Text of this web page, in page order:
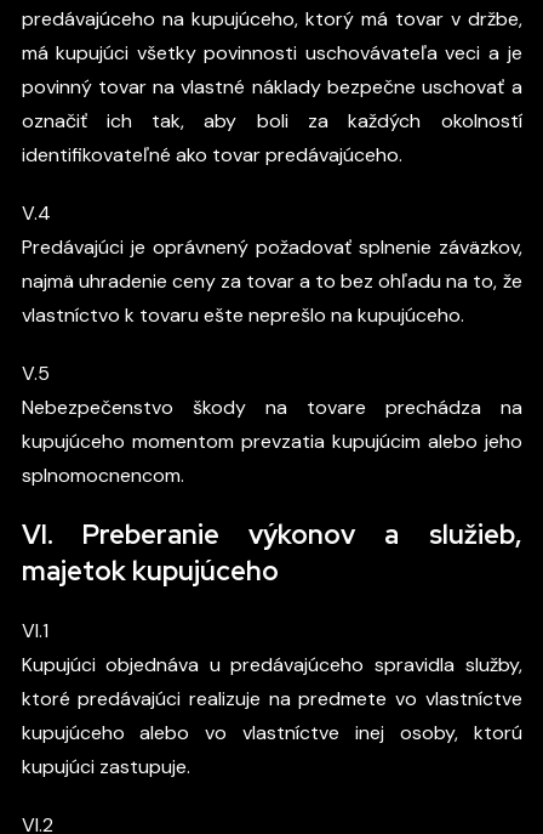
predávajúceho na kupujúceho, ktorý má tovar v držbe,
má kupujúci všetky povinnosti uschovávateľa veci a je
povinný tovar na vlastné náklady bezpečne uschovať a
označiť ich tak, aby boli za každých okolností
identifikovateľné ako tovar predávajúceho.
V.4
Predávajúci je oprávnený požadovať splnenie záväzkov,
najmä uhradenie ceny za tovar a to bez ohľadu na to, že
vlastníctvo k tovaru ešte neprešlo na kupujúceho.
V.5
Nebezpečenstvo škody na tovare prechádza na
kupujúceho momentom prevzatia kupujúcim alebo jeho
splnomocnencom.
VI. Preberanie výkonov a služieb,
majetok kupujúceho
VI.1
Kupujúci objednáva u predávajúceho spravidla služby,
ktoré predávajúci realizuje na predmete vo vlastníctve
kupujúceho alebo vo vlastníctve inej osoby, ktorú
kupujúci zastupuje.
VI.2